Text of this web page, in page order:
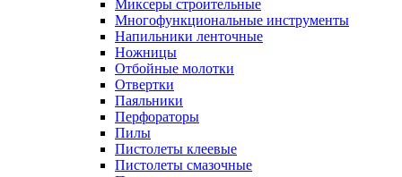
Миксеры строительные
Многофункциональные инструменты
Напильники ленточные
Ножницы
Отбойные молотки
Отвертки
Паяльники
Перфораторы
Пилы
Пистолеты клеевые
Пистолеты смазочные